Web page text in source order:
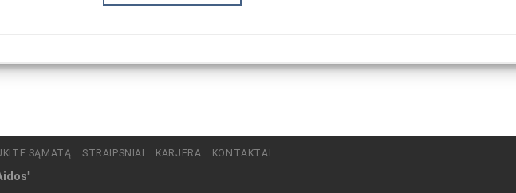
SĄMATĄ STRAIPSNIAI KARJERA KONTAKTAI